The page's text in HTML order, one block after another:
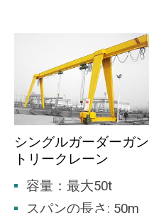
シングルガーダーガン
トリークレーン
容量：最大50t
スパンの長さ: 50m